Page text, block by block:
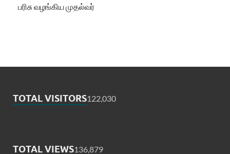
பரிசு வழங்கிய முதல்வர்
TOTAL VISITORS122,030
TOTAL VIEWS136,879